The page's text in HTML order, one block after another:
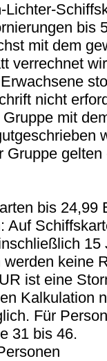
bis
mit dem
verrechnet
nicht
mit
bis 24,99
Auf
15
keine
ist eine
Kalkulation
Für
31 bis 46.